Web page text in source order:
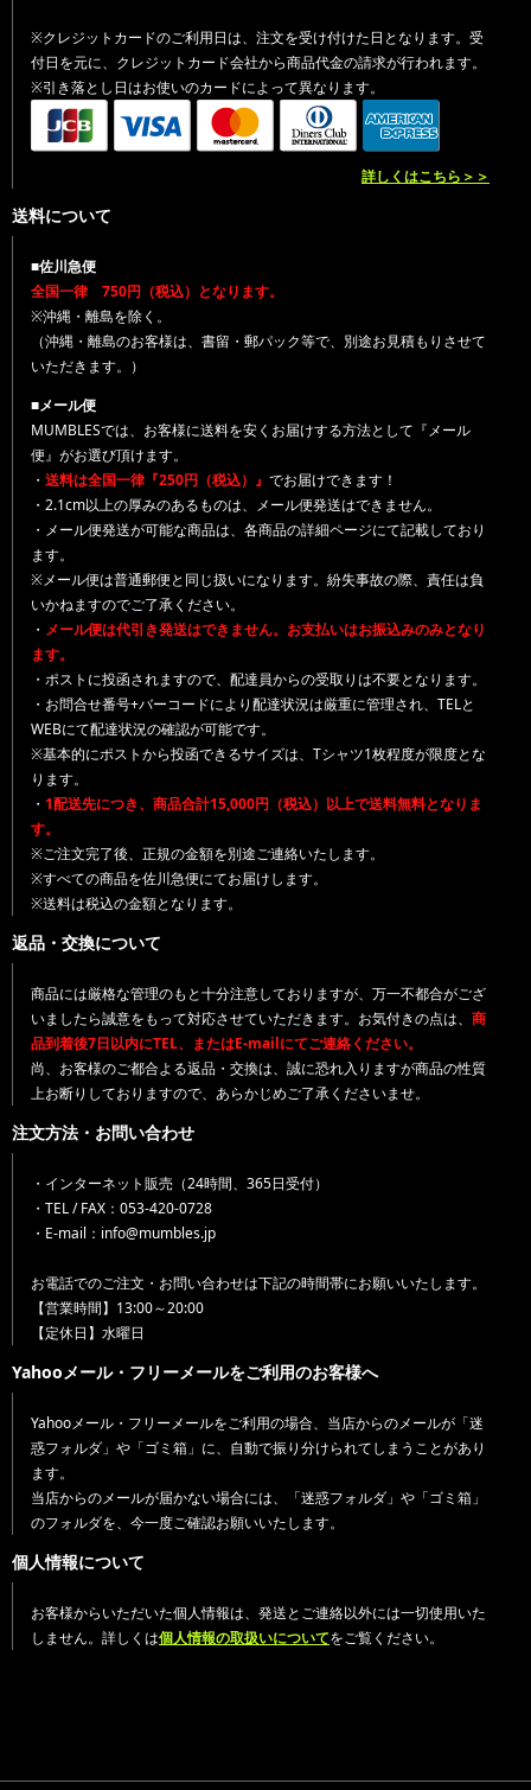
※クレジットカードのご利用日は、注文を受け付けた日となります。受
付日を元に、クレジットカード会社から商品代金の請求が行われます。
※引き落とし日はお使いのカードによって異なります。
詳しくはこちら＞＞
送料について
■佐川急便
全国一律 750円（税込）となります。
※沖縄・離島を除く。
（沖縄・離島のお客様は、書留・郵パック等で、別途お見積もりさせて
いただきます。）
■メール便
MUMBLESでは、お客様に送料を安くお届けする方法として『メール
便』がお選び頂けます。
・ 送料は全国一律『250円（税込）』 でお届けできます！
・2.1cm以上の厚みのあるものは、メール便発送はできません。
・メール便発送が可能な商品は、各商品の詳細ページにて記載しており
ます。
※メール便は普通郵便と同じ扱いになります。紛失事故の際、責任は負
いかねますのでご了承ください。
・ メール便は代引き発送はできません。お支払いはお振込みのみとなり
ます。
・ポストに投函されますので、配達員からの受取りは不要となります。
・お問合せ番号+バーコードにより配達状況は厳重に管理され、TELと
WEBにて配達状況の確認が可能です。
※基本的にポストから投函できるサイズは、Tシャツ1枚程度が限度とな
ります。
・ 1配送先につき、商品合計15,000円（税込）以上で送料無料となりま
す。
※ご注文完了後、正規の金額を別途ご連絡いたします。
※すべての商品を佐川急便にてお届けします。
※送料は税込の金額となります。
返品・交換について
商品には厳格な管理のもと十分注意しておりますが、万一不都合がござ
いましたら誠意をもって対応させていただきます。お気付きの点は、 商
品到着後7日以内にTEL、またはE-mailにてご連絡ください。
尚、お客様のご都合よる返品・交換は、誠に恐れ入りますが商品の性質
上お断りしておりますので、あらかじめご了承くださいませ。
注文方法・お問い合わせ
・インターネット販売（24時間、365日受付）
・TEL / FAX：053-420-0728
・E-mail：info@mumbles.jp
お電話でのご注文・お問い合わせは下記の時間帯にお願いいたします。
【営業時間】13:00～20:00
【定休日】水曜日
Yahooメール・フリーメールをご利用のお客様へ
Yahooメール・フリーメールをご利用の場合、当店からのメールが「迷
惑フォルダ」や「ゴミ箱」に、自動で振り分けられてしまうことがあり
ます。
当店からのメールが届かない場合には、「迷惑フォルダ」や「ゴミ箱」
のフォルダを、今一度ご確認お願いいたします。
個人情報について
お客様からいただいた個人情報は、発送とご連絡以外には一切使用いた
しません。詳しくは個人情報の取扱いについてをご覧ください。